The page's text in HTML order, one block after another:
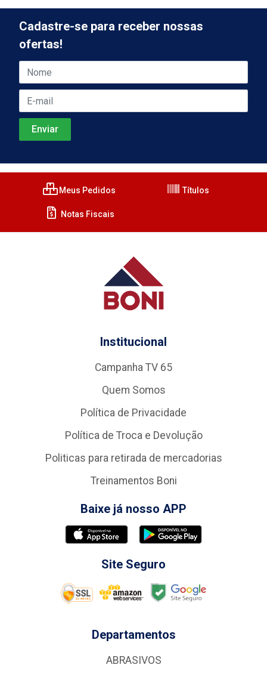
Cadastre-se para receber nossas
ofertas!
Meus Pedidos Títulos
Notas Fiscais
Institucional
Campanha TV 65
Quem Somos
Política de Privacidade
Política de Troca e Devolução
Politicas para retirada de mercadorias
Treinamentos Boni
Baixe já nosso APP
Site Seguro
Departamentos
ABRASIVOS